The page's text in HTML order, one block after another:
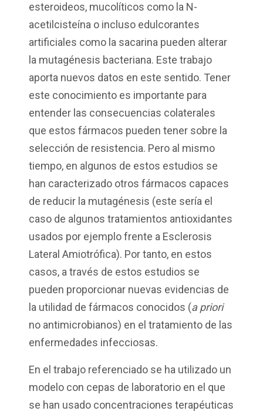
esteroideos, mucolíticos como la N-
acetilcisteína o incluso edulcorantes
artificiales como la sacarina pueden alterar
la mutagénesis bacteriana. Este trabajo
aporta nuevos datos en este sentido. Tener
este conocimiento es importante para
entender las consecuencias colaterales
que estos fármacos pueden tener sobre la
selección de resistencia. Pero al mismo
tiempo, en algunos de estos estudios se
han caracterizado otros fármacos capaces
de reducir la mutagénesis (este sería el
caso de algunos tratamientos antioxidantes
usados por ejemplo frente a Esclerosis
Lateral Amiotrófica). Por tanto, en estos
casos, a través de estos estudios se
pueden proporcionar nuevas evidencias de
la utilidad de fármacos conocidos (a priori
no antimicrobianos) en el tratamiento de las
enfermedades infecciosas.
En el trabajo referenciado se ha utilizado un
modelo con cepas de laboratorio en el que
se han usado concentraciones terapéuticas